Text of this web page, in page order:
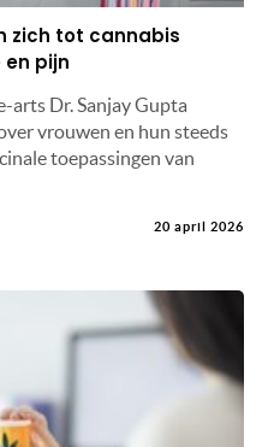
zich tot cannabis
pijn
arts Dr. Sanjay Gupta
vrouwen en hun steeds
toepassingen van
20 april 2026